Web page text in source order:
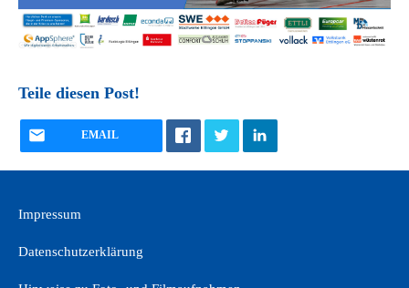
Teile diesen Post!
EMAIL
Impressum
Datenschutzerklärung